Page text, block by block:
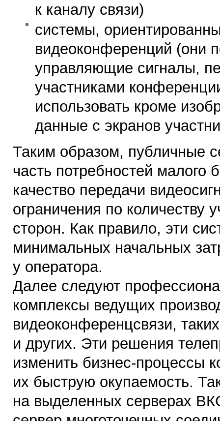
к каналу связи)
системы,
видеоконференций (они
управляющие сигналы,
участниками
использовать кроме
данные с экранов
Таким образом, публичные
часть потребностей малого
качество передачи
ограничения по
сторон. Как правило, эти
минимальных начальных
у оператора.
Далее следуют
комплексы ведущих
видеоконференцсвязи,
и других. Эти решения
изменить бизнес-процессы
их быструю окупаемость.
на выделенных серверах